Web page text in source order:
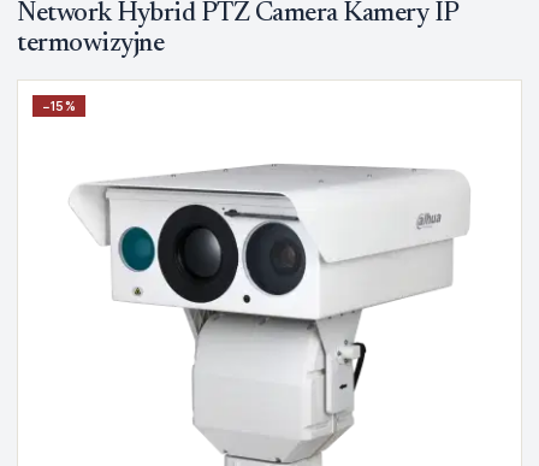
Network Hybrid PTZ Camera Kamery IP
termowizyjne
−15%